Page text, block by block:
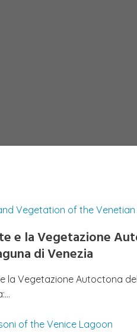
e la Vegetazione
di Venezia
la Vegetazione Autoctona